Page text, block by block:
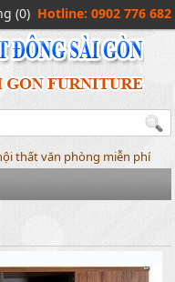
(0) Hotline: 0902 776 682
thất văn phòng miễn phí